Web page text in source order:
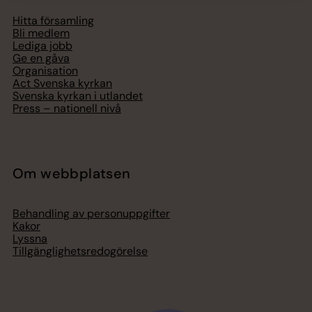
Hitta församling
Bli medlem
Lediga jobb
Ge en gåva
Organisation
Act Svenska kyrkan
Svenska kyrkan i utlandet
Press – nationell nivå
Om webbplatsen
Behandling av personuppgifter
Kakor
Lyssna
Tillgänglighetsredogörelse